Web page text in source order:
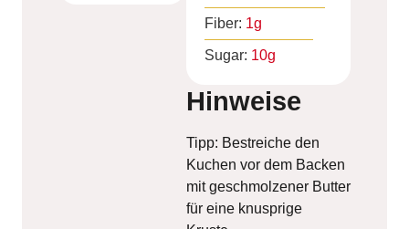
Fiber: 1g
Sugar: 10g
Hinweise
Tipp: Bestreiche den
Kuchen vor dem Backen
mit geschmolzener Butter
für eine knusprige